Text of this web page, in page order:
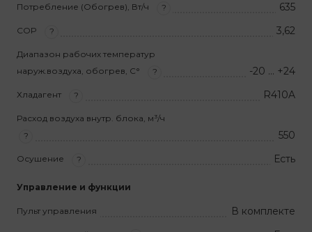
Потребление (Обогрев), Вт/ч ? 635
COP ? 3,62
Диапазон рабочих температур
наруж.воздуха, обогрев, С°
? -20 … +24
Хладагент ? R410A
Расход воздуха внутр. блока, м³/ч
?
550
Осушение ? Есть
Управление и функции
Пульт управления В комплекте